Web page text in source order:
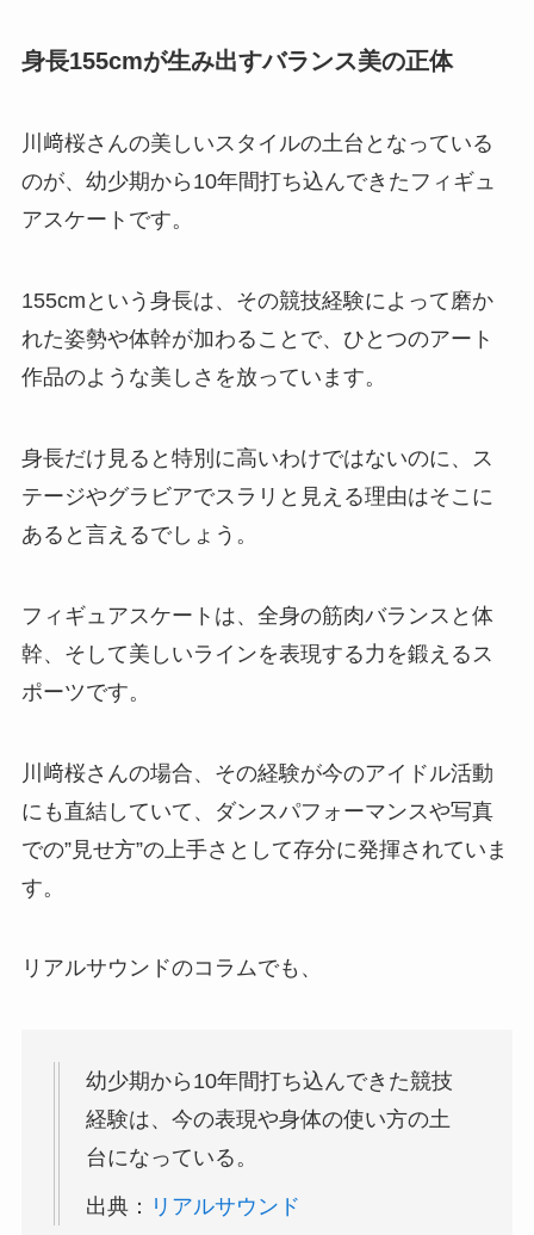
身長155cmが生み出すバランス美の正体
川﨑桜さんの美しいスタイルの土台となっている
のが、幼少期から10年間打ち込んできたフィギュ
アスケートです。
155cmという身長は、その競技経験によって磨か
れた姿勢や体幹が加わることで、ひとつのアート
作品のような美しさを放っています。
身長だけ見ると特別に高いわけではないのに、ス
テージやグラビアでスラリと見える理由はそこに
あると言えるでしょう。
フィギュアスケートは、全身の筋肉バランスと体
幹、そして美しいラインを表現する力を鍛えるス
ポーツです。
川﨑桜さんの場合、その経験が今のアイドル活動
にも直結していて、ダンスパフォーマンスや写真
での”見せ方”の上手さとして存分に発揮されていま
す。
リアルサウンドのコラムでも、
幼少期から10年間打ち込んできた競技
経験は、今の表現や身体の使い方の土
台になっている。
出典： リアルサウンド